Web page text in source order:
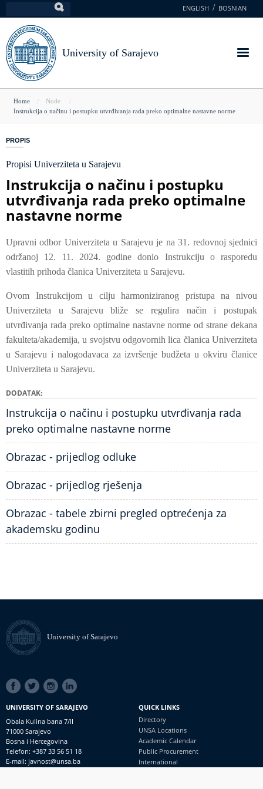
to
main
content
ENGLISH BOSNIAN
University of Sarajevo
You
here
Home
Node
Instrukcija o načinu i postupku utvrđivanja rada preko optimalne nastavne norme
PROPIS
Propisi Univerziteta u Sarajevu
Instrukcija o načinu i postupku
utvrđivanja rada preko optimalne
nastavne norme
Upravni odbor Univerziteta u Sarajevu je na 31. redovnoj sjednici
održanoj 12. 11. 2024. godine donio Instrukciju o rasporedu
vlastitih prihoda članica Univerziteta u Sarajevu.
Ovom Instrukcijom u cilju harmoniziranog pristupa na nivou
Univerziteta u Sarajevu bliže se regulira način i postupak
utvrđivanja rada preko optimalne nastavne norme od strane dekana
fakulteta/akademija, u svojstvu odgovornih lica članica Univerziteta
u Sarajevu i nalogodavaca za izvršenje budžeta u okviru članice
Univerziteta u Sarajevu.
DODATAK
Instrukcija o načinu i postupku utvrđivanja rada
preko optimalne nastavne norme
Obrazac - prijedlog odluke
Obrazac - prijedlog rješenja
Obrazac - tabele zbirni pregled optrećenja za
akademsku godinu
University of Sarajevo
SOCIAL
LINKS
UNIVERSITY OF SARAJEVO
Obala Kulina bana 7/II
71000 Sarajevo
Bosna i Hercegovina
Telefon: +387 33 56 51 18
E-mail: javnost@unsa.ba
QUICK LINKS
Directory
UNSA Locations
Academic Calendar
Public Procurement
International